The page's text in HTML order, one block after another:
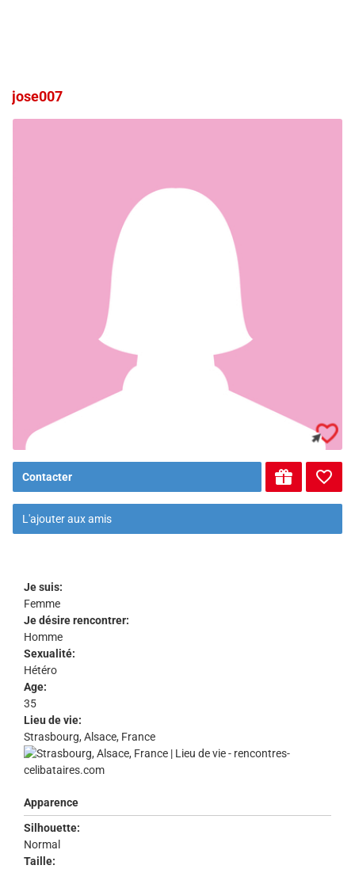
jose007
Contacter
L'ajouter aux amis
Je suis:
Femme
Je désire rencontrer:
Homme
Sexualité:
Hétéro
Age:
35
Lieu de vie:
Strasbourg, Alsace, France
Apparence
Silhouette:
Normal
Taille: